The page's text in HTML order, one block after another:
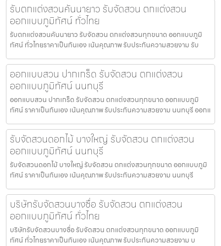
รับตกแต่งสวนคันนายาว รับจัดสวน ตกแต่งสวน
ออกแบบภูมิทัศน์ ทั่วไทย
รับตกแต่งสวนคันนายาว รับจัดสวน ตกแต่งสวนทุกขนาด ออกแบบภูมิ
ทัศน์ ทั่วไทยราคาเป็นกันเอง เน้นคุณภาพ รับประกันความสวยงาม รับ
ออกแบบสวน ปากเกร็ด รับจัดสวน ตกแต่งสวน
ออกแบบภูมิทัศน์ นนทบุรี
ออกแบบสวน ปากเกร็ด รับจัดสวน ตกแต่งสวนทุกขนาด ออกแบบภูมิ
ทัศน์ ราคาเป็นกันเอง เน้นคุณภาพ รับประกันความสวยงาม นนทบุรี ออกแ
รับจัดสวนดอกไม้ บางใหญ่ รับจัดสวน ตกแต่งสวน
ออกแบบภูมิทัศน์ นนทบุรี
รับจัดสวนดอกไม้ บางใหญ่ รับจัดสวน ตกแต่งสวนทุกขนาด ออกแบบภูมิ
ทัศน์ ราคาเป็นกันเอง เน้นคุณภาพ รับประกันความสวยงาม นนทบุรี
บริษัทรับจัดสวนบางซื่อ รับจัดสวน ตกแต่งสวน
ออกแบบภูมิทัศน์ ทั่วไทย
บริษัทรับจัดสวนบางซื่อ รับจัดสวน ตกแต่งสวนทุกขนาด ออกแบบภูมิ
ทัศน์ ทั่วไทยราคาเป็นกันเอง เน้นคุณภาพ รับประกันความสวยงาม บ